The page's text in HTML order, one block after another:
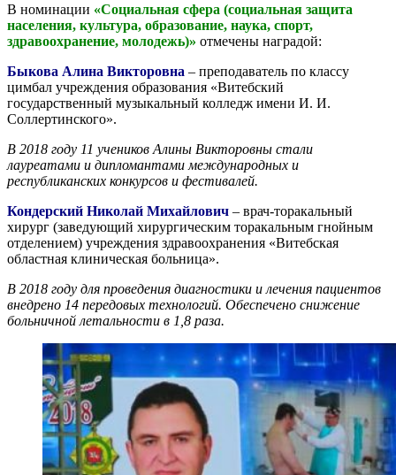
В номинации «Социальная сфера (социальная защита
населения, культура, образование, наука, спорт,
здравоохранение, молодежь)» отмечены наградой:
Быкова Алина Викторовна – преподаватель по классу
цимбал учреждения образования «Витебский
государственный музыкальный колледж имени И. И.
Соллертинского».
В 2018 году 11 учеников Алины Викторовны стали
лауреатами и дипломантами международных и
республиканских конкурсов и фестивалей.
Кондерский Николай Михайлович – врач-торакальный
хирург (заведующий хирургическим торакальным гнойным
отделением) учреждения здравоохранения «Витебская
областная клиническая больница».
В 2018 году для проведения диагностики и лечения пациентов
внедрено 14 передовых технологий. Обеспечено снижение
больничной летальности в 1,8 раза.